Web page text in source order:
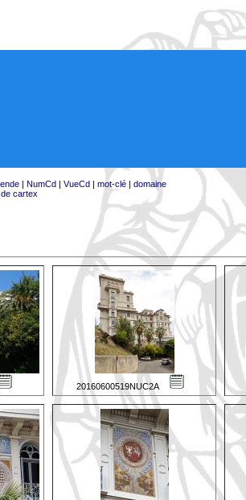
| NumCd| VueCd| mot-clé| domaine
cartex
20160600519NUC2A